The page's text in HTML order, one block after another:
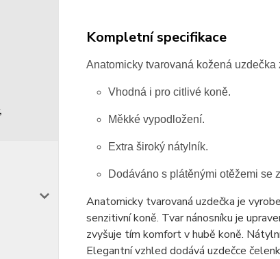
Kompletní specifikace
Anatomicky tvarovaná kožená uzdečka
Vhodná i pro citlivé koně.
Měkké vypodložení.
Extra široký nátylník.
Dodáváno s plátěnými otěžemi se
Anatomicky tvarovaná uzdečka je
senzitivní koně. Tvar nánosníku je
zvyšuje tím komfort v hubě koně.
Elegantní vzhled dodává uzdečce